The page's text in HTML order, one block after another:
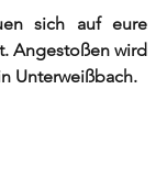
sich auf eure
Angestoßen wird
Unterweißbach.